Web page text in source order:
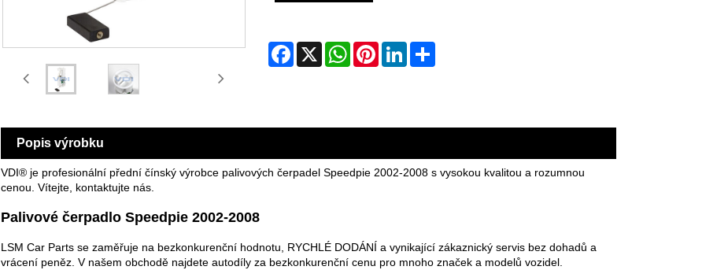
Facebook
X WhatsAppPinterestLinkedInShare
Popis výrobku
VDI® je profesionální přední čínský výrobce palivových čerpadel Speedpie 2002-2008 s vysokou kvalitou a rozumnou
cenou. Vítejte, kontaktujte nás.
Palivové čerpadlo Speedpie 2002-2008
LSM Car Parts se zaměřuje na bezkonkurenční hodnotu, RYCHLÉ DODÁNÍ a vynikající zákaznický servis bez dohadů a
vrácení peněz. V našem obchodě najdete autodíly za bezkonkurenční cenu pro mnoho značek a modelů vozidel.